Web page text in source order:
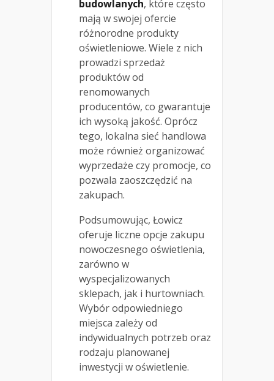
budowlanych, które często
mają w swojej ofercie
różnorodne produkty
oświetleniowe. Wiele z nich
prowadzi sprzedaż
produktów od
renomowanych
producentów, co gwarantuje
ich wysoką jakość. Oprócz
tego, lokalna sieć handlowa
może również organizować
wyprzedaże czy promocje, co
pozwala zaoszczędzić na
zakupach.
Podsumowując, Łowicz
oferuje liczne opcje zakupu
nowoczesnego oświetlenia,
zarówno w
wyspecjalizowanych
sklepach, jak i hurtowniach.
Wybór odpowiedniego
miejsca zależy od
indywidualnych potrzeb oraz
rodzaju planowanej
inwestycji w oświetlenie.